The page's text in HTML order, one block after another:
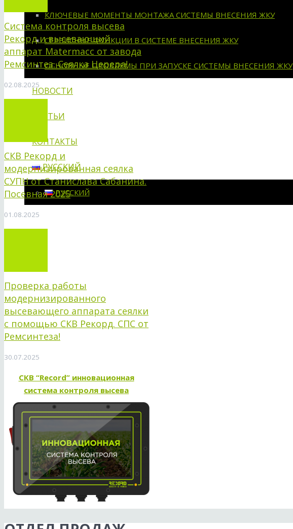
КЛЮЧЕВЫЕ МОМЕНТЫ МОНТАЖА СИСТЕМЫ ВНЕСЕНИЯ ЖКУ
СЕРВИСНЫЕ ФУНКЦИИ В СИСТЕМЕ ВНЕСЕНИЯ ЖКУ
ОСНОВНЫЕ ПРОБЛЕМЫ ПРИ ЗАПУСКЕ СИСТЕМЫ ВНЕСЕНИЯ ЖКУ
НОВОСТИ
СТАТЬИ
КОНТАКТЫ
РУССКИЙ
РУССКИЙ
Система контроля высева
Рекорд и высевающий
аппарат Matermacc от завода
Ремсинтез. Сеялка Церера!
02.08.2025
СКВ Рекорд и
модернизированная сеялка
СУПН от Станислава Сабанина.
Посевная 2025
01.08.2025
Проверка работы
модернизированного
высевающего аппарата сеялки
с помощью СКВ Рекорд. СПС от
Ремсинтеза!
30.07.2025
СКВ “Record” инновационная
система контроля высева